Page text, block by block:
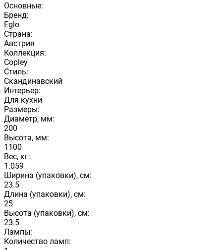
Основные:
Бренд:
Eglo
Страна:
Австрия
Коллекция:
Copley
Стиль:
Скандинавский
Интерьер:
Для кухни
Размеры:
Диаметр, мм:
200
Высота, мм:
1100
Вес, кг:
1.059
Ширина (упаковки), см:
23.5
Длина (упаковки), см:
25
Высота (упаковки), см:
23.5
Лампы:
Количество ламп: